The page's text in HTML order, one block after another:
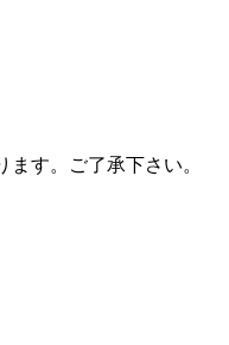
す。ご了承下さい。